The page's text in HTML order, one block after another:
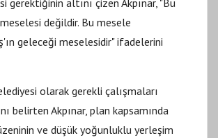
gerektiğinin altını çizen Akpınar, "Bu
değildir. Bu mesele
geleceği meselesidir" ifadelerini
olarak gerekli çalışmaları
belirten Akpınar, plan kapsamında
ve düşük yoğunluklu yerleşim